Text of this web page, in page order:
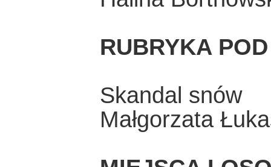
RUBRYKA
Skandal snów
Małgorzata